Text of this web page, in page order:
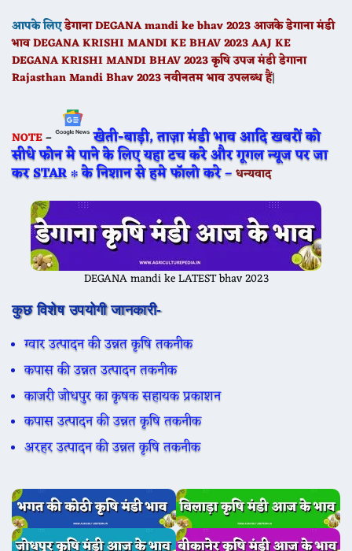
आपके लिएडेगानाDEGANAmandi ke bhav 2023 आजकेडेगानामंडी
भाव DEGANA KRISHI MANDI KE BHAV 2023 AAJ KE
DEGANAKRISHI MANDI BHAV 2023 कृषि उपज मंडीडेगाना
Rajasthan Mandi Bhav 2023 नवीनतम भाव उपलब्ध हैं|
NOTE– खेती-बाड़ी, ताज़ा मंडी भाव आदि खबरों को
सीधे फोन मे पाने के लिए यहा टच करे और गूगल न्यूज पर जा
कर STAR ∗ के निशान से हमे फॉलो करे – धन्यवाद
DEGANA mandi ke LATEST bhav 2023
कुछ विशेष उपयोगी जानकारी-
ग्वार उत्पादन की उन्नत कृषि तकनीक
कपास की उन्नत उत्पादन तकनीक
काजरी जोधपुर का कृषक सहायक प्रकाशन
कपास उत्पादन की उन्नत कृषि तकनीक
अरहर उत्पादन की उन्नत कृषि तकनीक